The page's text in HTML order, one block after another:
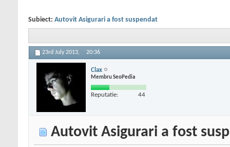
Subiect: Autovit Asigurari a fost suspendat
23rd July 2013, 20:36
Clax
Membru SeoPedia
Reputatie: 44
Autovit Asigurari a fost